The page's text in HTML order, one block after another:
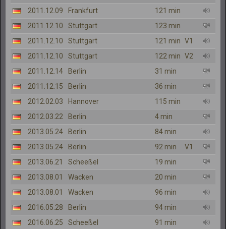
2011.12.09
Frankfurt
121 min
2011.12.10
Stuttgart
123 min
2011.12.10
Stuttgart 121 min V1
2011.12.10
Stuttgart 122 min V2
2011.12.14
Berlin
31 min
2011.12.15
Berlin
36 min
2012.02.03
Hannover
115 min
2012.03.22
Berlin
4 min
2013.05.24
Berlin
84 min
2013.05.24
Berlin 92 min
V1
2013.06.21
Scheeßel
19 min
2013.08.01
Wacken
20 min
2013.08.01
Wacken
96 min
2016.05.28
Berlin
94 min
2016.06.25
Scheeßel
91 min